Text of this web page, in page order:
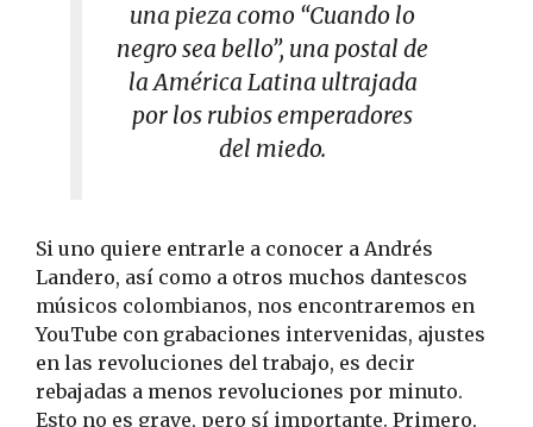
una pieza como “Cuando lo
negro sea bello”, una postal de
la América Latina ultrajada
por los rubios emperadores
del miedo.
Si uno quiere entrarle a conocer a Andrés
Landero, así como a otros muchos dantescos
músicos colombianos, nos encontraremos en
YouTube con grabaciones intervenidas, ajustes
en las revoluciones del trabajo, es decir
rebajadas a menos revoluciones por minuto.
Esto no es grave, pero sí importante. Primero,